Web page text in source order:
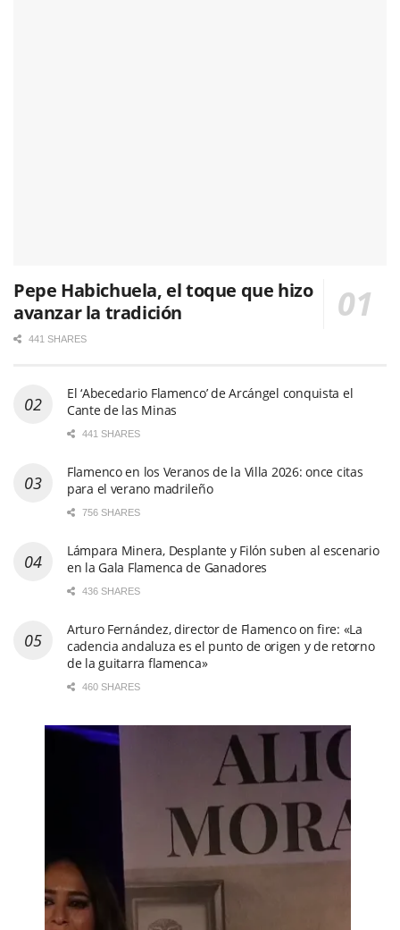
Pepe Habichuela, el toque que hizo
avanzar la tradición
441 SHARES
El ‘Abecedario Flamenco’ de Arcángel conquista el
Cante de las Minas
441 SHARES
Flamenco en los Veranos de la Villa 2026: once citas
para el verano madrileño
756 SHARES
Lámpara Minera, Desplante y Filón suben al escenario
en la Gala Flamenca de Ganadores
436 SHARES
Arturo Fernández, director de Flamenco on fire: «La
cadencia andaluza es el punto de origen y de retorno
de la guitarra flamenca»
460 SHARES